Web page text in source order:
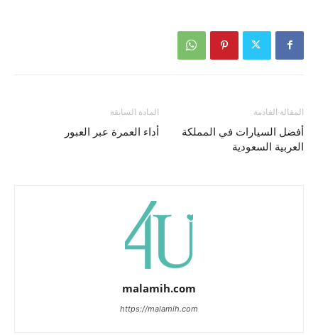
المادة السابقة
أداء العمرة عبر العبور
المقالة القادمة
أفضل السيارات في المملكة
العربية السعودية
malamih.com
https://malamih.com